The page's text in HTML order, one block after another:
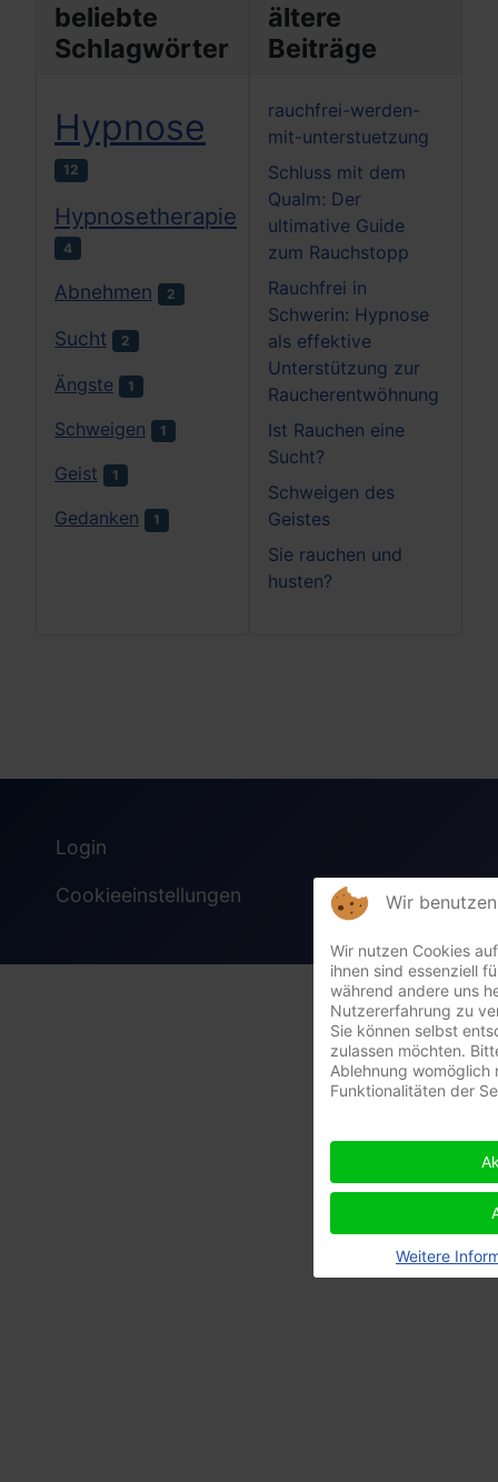
beliebte
Schlagwörter
Hypnose
12
Hypnosetherapie
4
Abnehmen 2
Sucht 2
Ängste 1
Schweigen 1
Geist 1
Gedanken 1
ältere
Beiträge
rauchfrei-werden-
mit-unterstuetzung
Schluss mit dem
Qualm: Der
ultimative Guide
zum Rauchstopp
Rauchfrei in
Schwerin: Hypnose
als effektive
Unterstützung zur
Raucherentwöhnung
Ist Rauchen eine
Sucht?
Schweigen des
Geistes
Sie rauchen und
husten?
Login
Cookieeinstellungen Wir
Wir nutzen Cookies
ihnen sind essenziell
während andere uns
Nutzererfahrung zu
Sie können selbst
zulassen möchten.
Ablehnung womöglich
Funktionalitäten der
Weitere